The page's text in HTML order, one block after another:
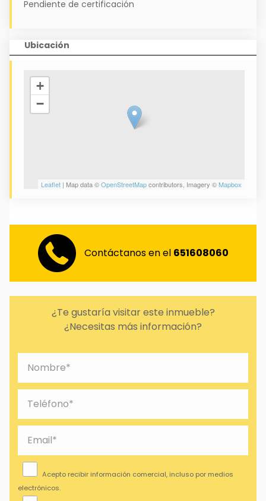
Pendiente de certificación
Ubicación
+
−
Leaflet | Map data ©OpenStreetMapcontributors, Imagery ©Mapbox
Contáctanos en el 651608060
¿Te gustaría visitar este inmueble?
¿Necesitas más información?
Acepto recibir información comercial, incluso por medios
electrónicos.